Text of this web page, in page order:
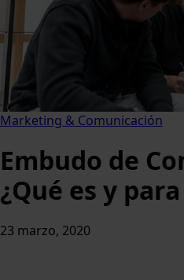
Marketing & Comunicación
Embudo de
¿Qué es y
23 marzo, 2020